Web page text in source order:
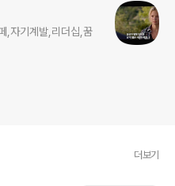
,자기계발,리더십,꿈
더보기